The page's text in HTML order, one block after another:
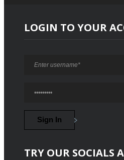
LOGIN TO YOUR
TRY OUR SOCIALS